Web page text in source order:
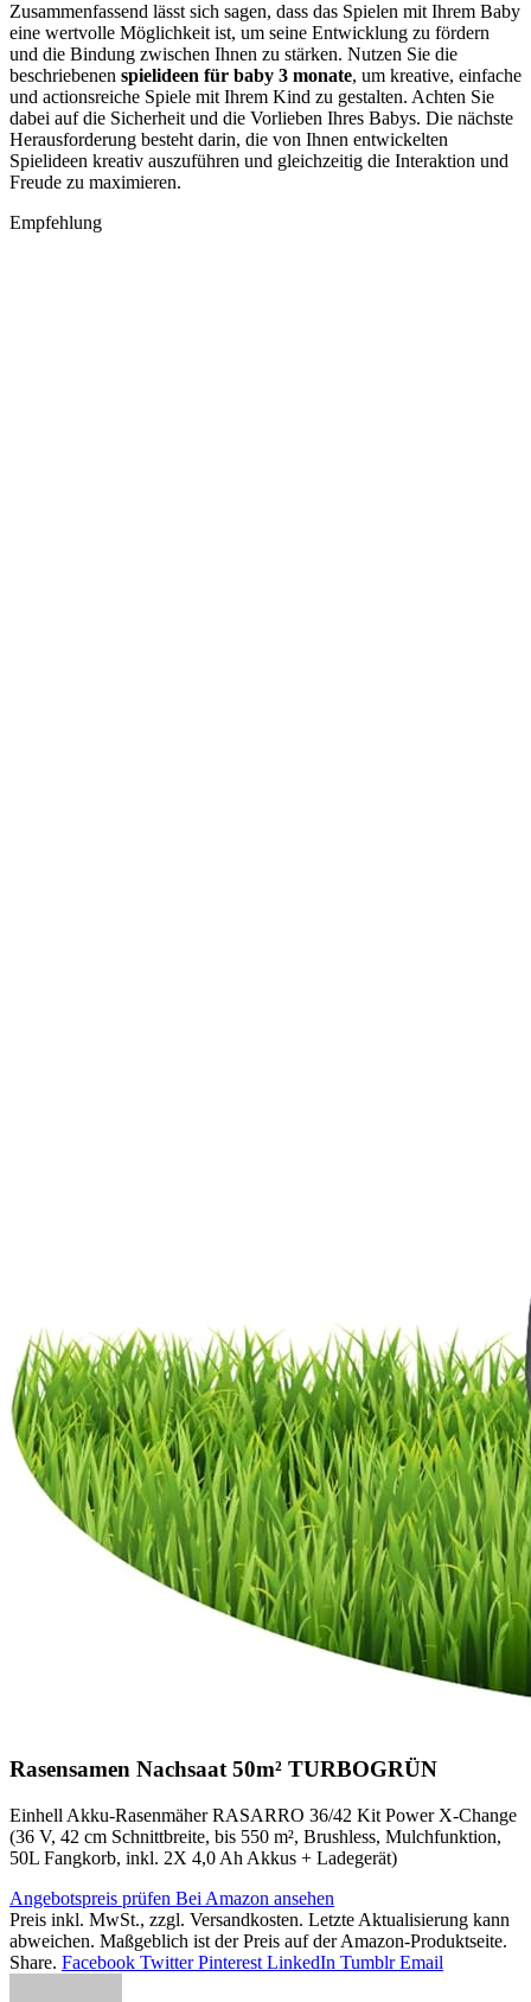
Zusammenfassend lässt sich sagen, dass das Spielen mit Ihrem Baby
eine wertvolle Möglichkeit ist, um seine Entwicklung zu fördern
und die Bindung zwischen Ihnen zu stärken. Nutzen Sie die
beschriebenen spielideen für baby 3 monate, um kreative, einfache
und actionsreiche Spiele mit Ihrem Kind zu gestalten. Achten Sie
dabei auf die Sicherheit und die Vorlieben Ihres Babys. Die nächste
Herausforderung besteht darin, die von Ihnen entwickelten
Spielideen kreativ auszuführen und gleichzeitig die Interaktion und
Freude zu maximieren.
Empfehlung
Rasensamen Nachsaat 50m² TURBOGRÜN
Einhell Akku-Rasenmäher RASARRO 36/42 Kit Power X-Change
(36 V, 42 cm Schnittbreite, bis 550 m², Brushless, Mulchfunktion,
50L Fangkorb, inkl. 2X 4,0 Ah Akkus + Ladegerät)
Angebotspreis prüfen Bei Amazon ansehen
Preis inkl. MwSt., zzgl. Versandkosten. Letzte Aktualisierung kann
abweichen. Maßgeblich ist der Preis auf der Amazon-Produktseite.
Share. Facebook Twitter Pinterest LinkedIn Tumblr Email